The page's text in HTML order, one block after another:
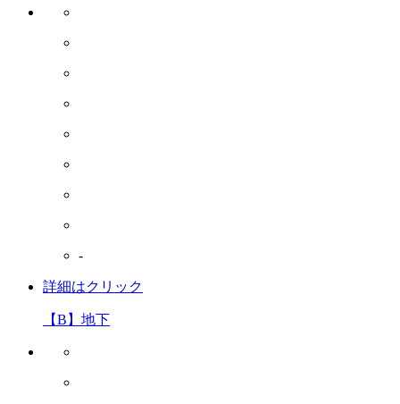
-
詳細はクリック
【B】地下